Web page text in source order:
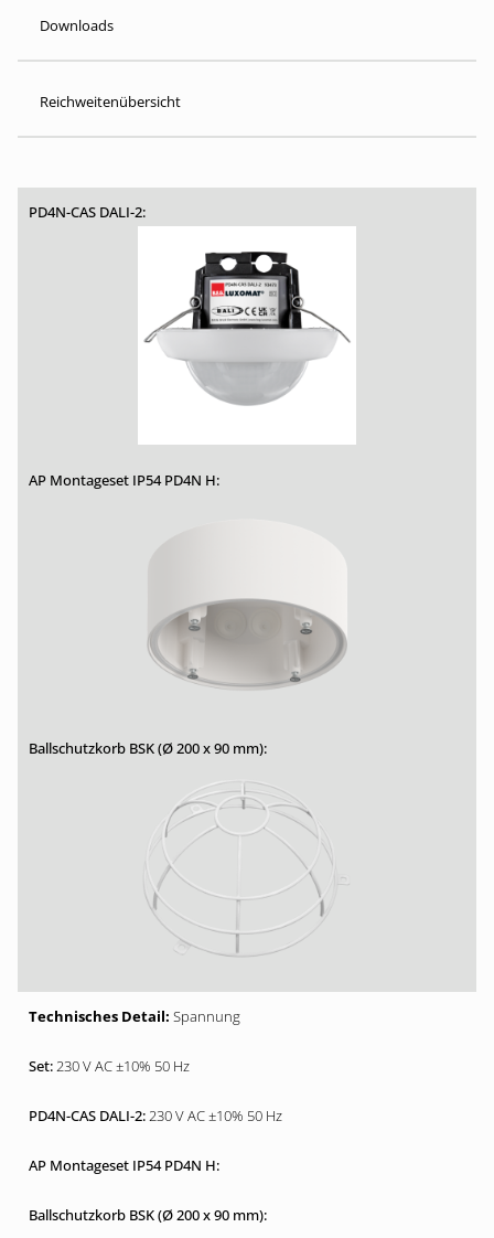
Downloads
Reichweitenübersicht
Spannung
230 V AC ±10% 50 Hz
230 V AC ±10% 50 Hz